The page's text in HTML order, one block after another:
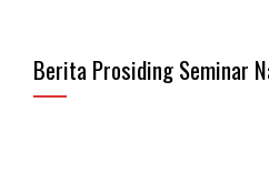
Berita Prosiding Seminar